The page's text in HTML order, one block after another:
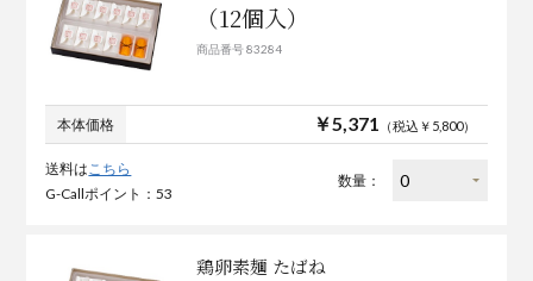
（12個入）
商品番号 83284
本体価格 ￥5,371 （税込￥5,800）
送料は こちら
G-Callポイント：53
数量：
鶏卵素麺 たばね